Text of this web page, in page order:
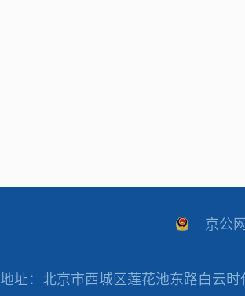
京公
地址：北京市西城区莲花池东路白云时